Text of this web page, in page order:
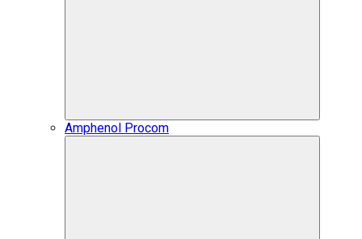
Amphenol Procom